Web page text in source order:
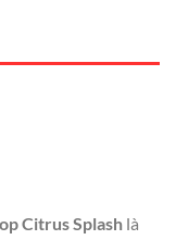
Citrus Splash là